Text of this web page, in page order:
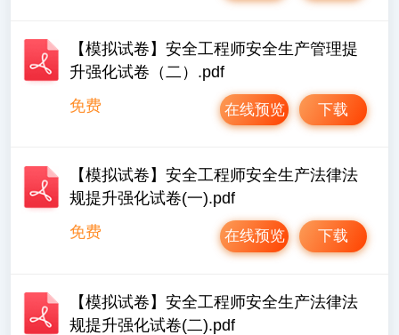
【模拟试卷】安全工程师安全生产管理提
升强化试卷（二）.pdf
免费
下载
在线预览
【模拟试卷】安全工程师安全生产法律法
规提升强化试卷(一).pdf
免费
下载
在线预览
【模拟试卷】安全工程师安全生产法律法
规提升强化试卷(二).pdf